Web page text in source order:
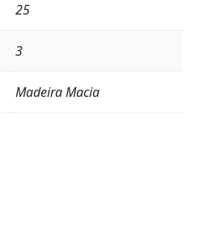
25
3
Madeira Macia